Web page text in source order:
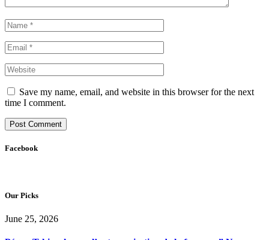
Save my name, email, and website in this browser for the next
time I comment.
Facebook
Our Picks
June 25, 2026